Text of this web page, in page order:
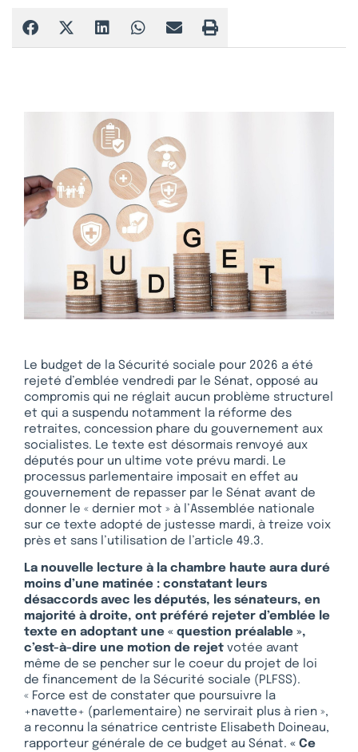
Le budget de la Sécurité sociale pour 2026 a été
rejeté d’emblée vendredi par le Sénat, opposé au
compromis qui ne réglait aucun problème structurel
et qui a suspendu notamment la réforme des
retraites, concession phare du gouvernement aux
socialistes. Le texte est désormais renvoyé aux
députés pour un ultime vote prévu mardi. Le
processus parlementaire imposait en effet au
gouvernement de repasser par le Sénat avant de
donner le « dernier mot » à l’Assemblée nationale
sur ce texte adopté de justesse mardi, à treize voix
près et sans l’utilisation de l’article 49.3.
La nouvelle lecture à la chambre haute aura duré
moins d’une matinée : constatant leurs
désaccords avec les députés, les sénateurs, en
majorité à droite, ont préféré rejeter d’emblée le
texte en adoptant une « question préalable »,
c’est-à-dire une motion de rejet votée avant
même de se pencher sur le coeur du projet de loi
de financement de la Sécurité sociale (PLFSS).
« Force est de constater que poursuivre la
+navette+ (parlementaire) ne servirait plus à rien »,
a reconnu la sénatrice centriste Elisabeth Doineau,
rapporteur générale de ce budget au Sénat. « Ce